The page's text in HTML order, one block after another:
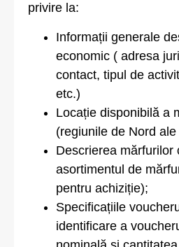
privire la:
Informații generale
economic ( adresa
contact, tipul de
etc.)
Locație disponibilă a
(regiunile de Nord
Descrierea mărfurilor
asortimentul de
pentru achiziție);
Specificațiile
identificare a